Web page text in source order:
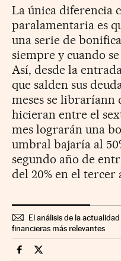
La única diferencia
paralamentaria es
una serie de
siempre y cuando
Así, desde la
que salden sus
meses se libraríann
hicieran entre el
mes lograrán una
umbral bajaría al
segundo año de
del 20% en el tercer
El análisis de la
financieras más relevantes
Economia Cinco Días en
Economia Cinco